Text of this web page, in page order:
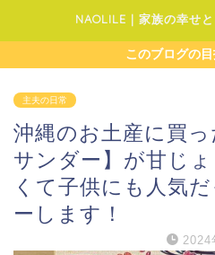
NAOLILE｜家族の幸せ
このブログの
主夫の日常
沖縄のお土産に買
サンダー】が甘じ
くて子供にも人気
ーします！
2024